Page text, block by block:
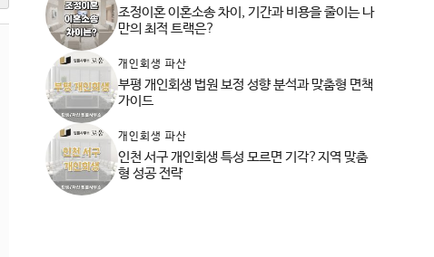
조정이혼 이혼소송 차이, 기간과 비용을 줄이는 나
만의 최적 트랙은?
개인회생 파산
부평 개인회생 법원 보정 성향 분석과 맞춤형 면책
가이드
개인회생 파산
인천 서구 개인회생 특성 모르면 기각?지역 맞춤
형 성공 전략